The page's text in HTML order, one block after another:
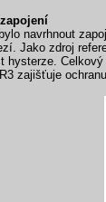
navrhnout
Jako zdroj
hysterze.
zajišťuje